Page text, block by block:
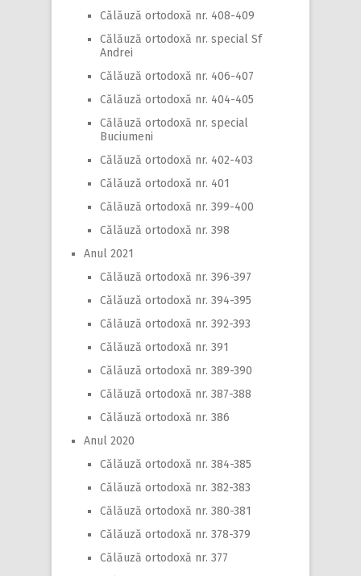
Călăuză ortodoxă nr. 408-409
Călăuză ortodoxă nr. special Sf
Andrei
Călăuză ortodoxă nr. 406-407
Călăuză ortodoxă nr. 404-405
Călăuză ortodoxă nr. special
Buciumeni
Călăuză ortodoxă nr. 402-403
Călăuză ortodoxă nr. 401
Călăuză ortodoxă nr. 399-400
Călăuză ortodoxă nr. 398
Anul 2021
Călăuză ortodoxă nr. 396-397
Călăuză ortodoxă nr. 394-395
Călăuză ortodoxă nr. 392-393
Călăuză ortodoxă nr. 391
Călăuză ortodoxă nr. 389-390
Călăuză ortodoxă nr. 387-388
Călăuză ortodoxă nr. 386
Anul 2020
Călăuză ortodoxă nr. 384-385
Călăuză ortodoxă nr. 382-383
Călăuză ortodoxă nr. 380-381
Călăuză ortodoxă nr. 378-379
Călăuză ortodoxă nr. 377